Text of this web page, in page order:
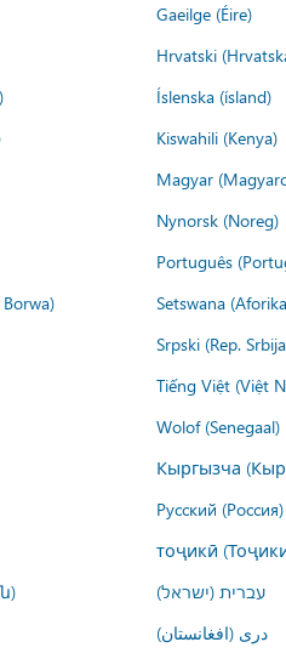
Gaeilge (Éire)
Hrvatski
Íslenska (ísland)
Kiswahili (Kenya)
Magyar
Nynorsk (Noreg)
Português
Setswana
Srpski (Rep.
Tiếng Việt (Việt
Wolof (Senegaal)
Кыргызча
Русский (Россия)
тоҷикӣ
עברית (ישראל)
درى (افغانستان)